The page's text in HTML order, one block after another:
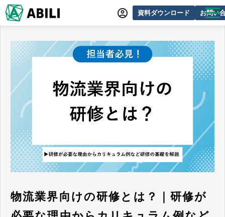
資料ダウンロード お問い
サービス一覧
導入事例
動画制作事例
できるをふやす研究所
物流業界向けの研修とは？｜研修が